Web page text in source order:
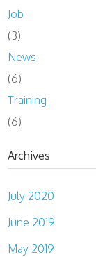
Job
(3)
News
(6)
Training
(6)
Archives
July 2020
June 2019
May 2019